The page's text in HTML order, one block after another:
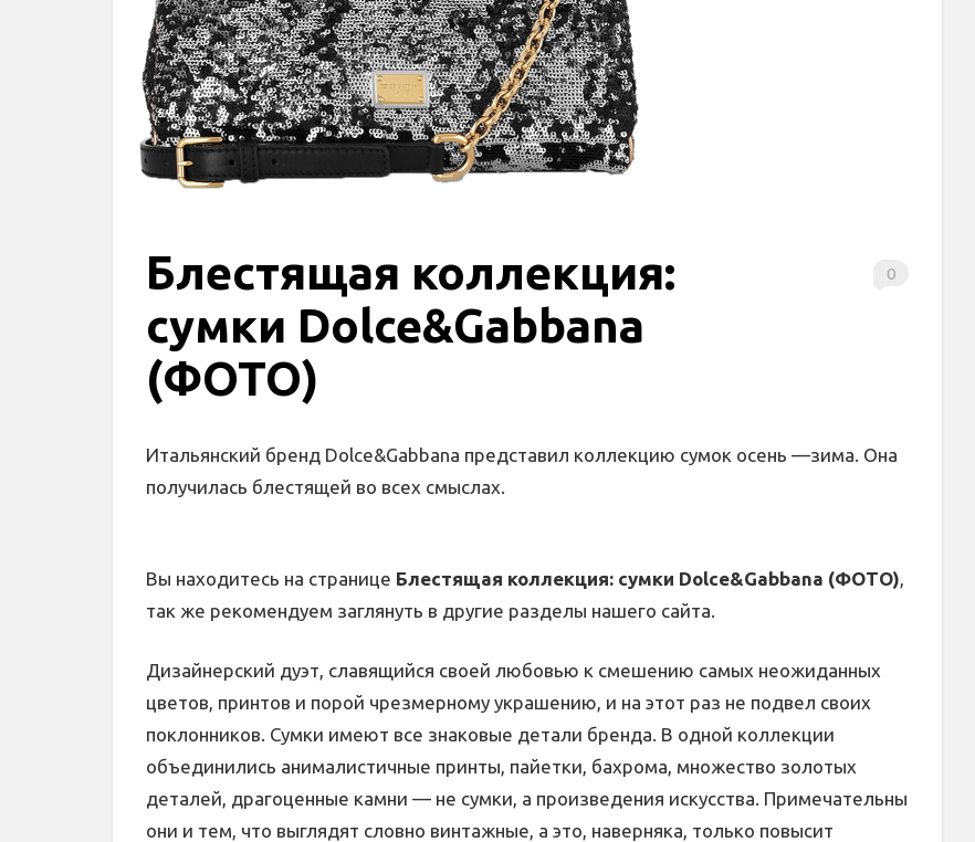
0
Блестящая коллекция:
сумки Dolce&Gabbana
(ФОТО)
Итальянский бренд Dolce&Gabbana представил коллекцию сумок осень —зима. Она
получилась блестящей во всех смыслах.
Вы находитесь на странице Блестящая коллекция: сумки Dolce&Gabbana (ФОТО),
так же рекомендуем заглянуть в другие разделы нашего сайта.
Дизайнерский дуэт, славящийся своей любовью к смешению самых неожиданных
цветов, принтов и порой чрезмерному украшению, и на этот раз не подвел своих
поклонников. Сумки имеют все знаковые детали бренда. В одной коллекции
объединились анималистичные принты, пайетки, бахрома, множество золотых
деталей, драгоценные камни — не сумки, а произведения искусства. Примечательны
они и тем, что выглядят словно винтажные, а это, наверняка, только повысит